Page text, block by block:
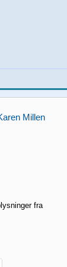
Millen
fra